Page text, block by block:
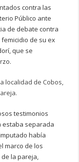
contra las
Público ante
de debate contra
de su ex
que se
localidad de Cobos,
testimonios
estaba separada
había
marco de los
la pareja,